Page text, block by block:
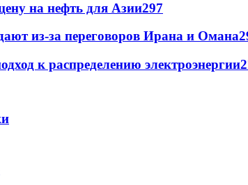
на нефть для Азии297
из-за переговоров Ирана и Омана
к распределению электроэнергии